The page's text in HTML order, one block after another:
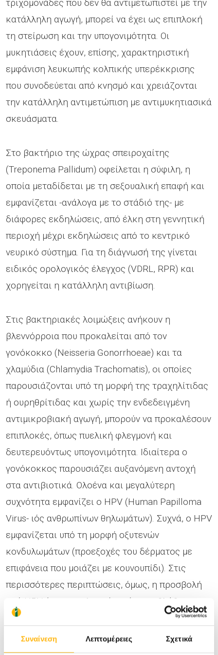
Συναίνεση Λεπτομέρειες Σχετικά
τριχομονάδες που δεν θα αντιμετωπιστεί με την
κατάλληλη αγωγή, μπορεί να έχει ως επιπλοκή
τη στείρωση και την υπογονιμότητα. Οι
μυκητιάσεις έχουν, επίσης, χαρακτηριστική
εμφάνιση λευκωπής κολπικής υπερέκκρισης
που συνοδεύεται από κνησμό και χρειάζονται
την κατάλληλη αντιμετώπιση με αντιμυκητιασικά
σκευάσματα.
Στο βακτήριο της ώχρας σπειροχαίτης
(Treponema Pallidum) οφείλεται η σύφιλη, η
οποία μεταδίδεται με τη σεξουαλική επαφή και
εμφανίζεται -ανάλογα με το στάδιό της- με
διάφορες εκδηλώσεις, από έλκη στη γεννητική
περιοχή μέχρι εκδηλώσεις από το κεντρικό
νευρικό σύστημα. Για τη διάγνωσή της γίνεται
ειδικός ορολογικός έλεγχος (VDRL, RPR) και
χορηγείται η κατάλληλη αντιβίωση.
Στις βακτηριακές λοιμώξεις ανήκουν η
βλεννόρροια που προκαλείται από τον
γονόκοκκο (Neisseria Gonorrhoeae) και τα
χλαμύδια (Chlamydia Trachomatis), οι οποίες
παρουσιάζονται υπό τη μορφή της τραχηλίτιδας
ή ουρηθρίτιδας και χωρίς την ενδεδειγμένη
αντιμικροβιακή αγωγή, μπορούν να προκαλέσουν
επιπλοκές, όπως πυελική φλεγμονή και
δευτερευόντως υπογονιμότητα. Ιδιαίτερα ο
γονόκοκκος παρουσιάζει αυξανόμενη αντοχή
στα αντιβιοτικά. Ολοένα και μεγαλύτερη
συχνότητα εμφανίζει ο HPV (Human Papilloma
Virus- ιός ανθρωπίνων θηλωμάτων). Συχνά, ο HPV
εμφανίζεται υπό τη μορφή οξυτενών
κονδυλωμάτων (προεξοχές του δέρματος με
επιφάνεια που μοιάζει με κουνουπίδι). Στις
περισσότερες περιπτώσεις, όμως, η προσβολή
από HPV έχει υποκλινική εικόνα με βλάβες
επίπεδες, μη ορατές δια γυμνού οφθαλμού, οι
οποίες μπορούν να εντοπιστούν μόνο με την
κολποσκόπηση και τη λήψη τεστ Παπανικολάου.